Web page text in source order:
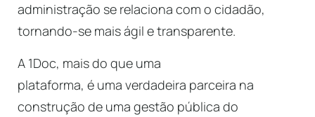
administração se relaciona com o cidadão,
tornando-se mais ágil e transparente.
A 1Doc, mais do que uma
plataforma, é uma verdadeira parceira na
construção de uma gestão pública do